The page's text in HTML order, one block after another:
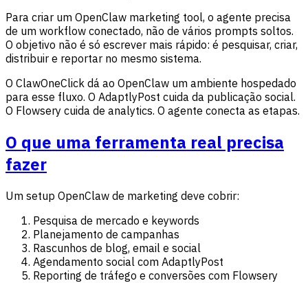
Para criar um OpenClaw marketing tool, o agente precisa
de um workflow conectado, não de vários prompts soltos.
O objetivo não é só escrever mais rápido: é pesquisar, criar,
distribuir e reportar no mesmo sistema.
O ClawOneClick dá ao OpenClaw um ambiente hospedado
para esse fluxo. O AdaptlyPost cuida da publicação social.
O Flowsery cuida de analytics. O agente conecta as etapas.
O que uma ferramenta real precisa
fazer
Um setup OpenClaw de marketing deve cobrir:
Pesquisa de mercado e keywords
Planejamento de campanhas
Rascunhos de blog, email e social
Agendamento social com AdaptlyPost
Reporting de tráfego e conversões com Flowsery